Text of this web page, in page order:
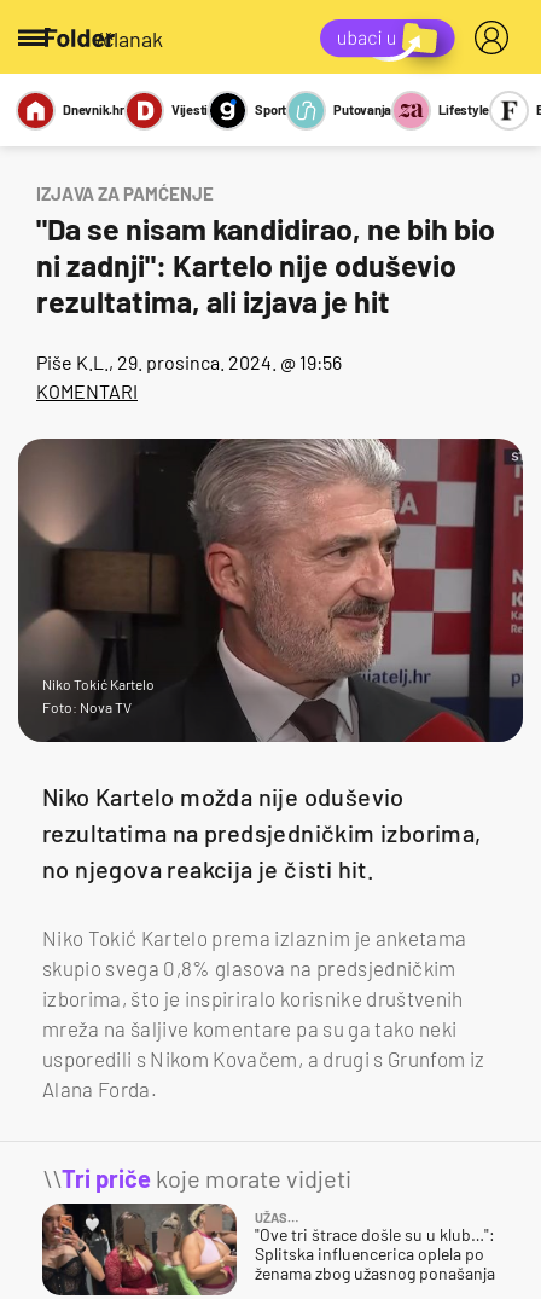
/članak
Miks Kviz
Report
Sexy
Dnevnik.hr Vijesti Sport Putovanja Lifestyle
IZJAVA ZA PAMĆENJE
"Da se nisam kandidirao, ne bih bio
ni zadnji": Kartelo nije oduševio
rezultatima, ali izjava je hit
Piše K.L. , 29. prosinca. 2024. @ 19:56
KOMENTARI
Niko Tokić Kartelo
Foto: Nova TV
Niko Kartelo možda nije oduševio
rezultatima na predsjedničkim izborima,
no njegova reakcija je čisti hit.
Niko Tokić Kartelo prema izlaznim je anketama
skupio svega 0,8% glasova na predsjedničkim
izborima, što je inspiriralo korisnike društvenih
mreža na šaljive komentare pa su ga tako neki
usporedili s Nikom Kovačem, a drugi s Grunfom iz
Alana Forda.
\\Tri priče koje morate vidjeti
UŽAS…
"Ove tri štrace došle su u klub…":
Splitska influencerica oplela po
ženama zbog užasnog ponašanja